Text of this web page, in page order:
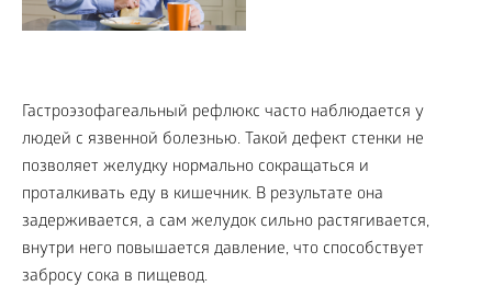
Гастроэзофагеальный рефлюкс часто наблюдается у
людей с язвенной болезнью. Такой дефект стенки не
позволяет желудку нормально сокращаться и
проталкивать еду в кишечник. В результате она
задерживается, а сам желудок сильно растягивается,
внутри него повышается давление, что способствует
забросу сока в пищевод.